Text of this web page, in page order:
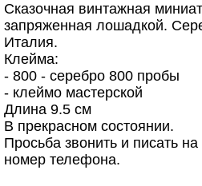
Сказочная винтажная
запряженная лошадкой.
Италия.
Клейма:
- 800 - серебро 800 пробы
- клеймо мастерской
Длина 9.5 см
В прекрасном состоянии.
Просьба звонить и писать
номер телефона.